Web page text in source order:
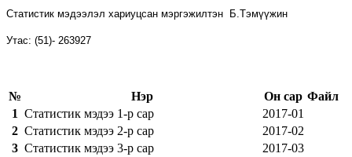
Статистик мэдээлэл хариуцсан мэргэжилтэн Б.Тэмүүжин
Утас: (51 )- 263927
№ Нэр Он сар Файл
1 Статистик мэдээ 1-р сар
2017-01
2 Статистик мэдээ 2-р сар
2017-02
3 Статистик мэдээ 3-р сар
2017-03